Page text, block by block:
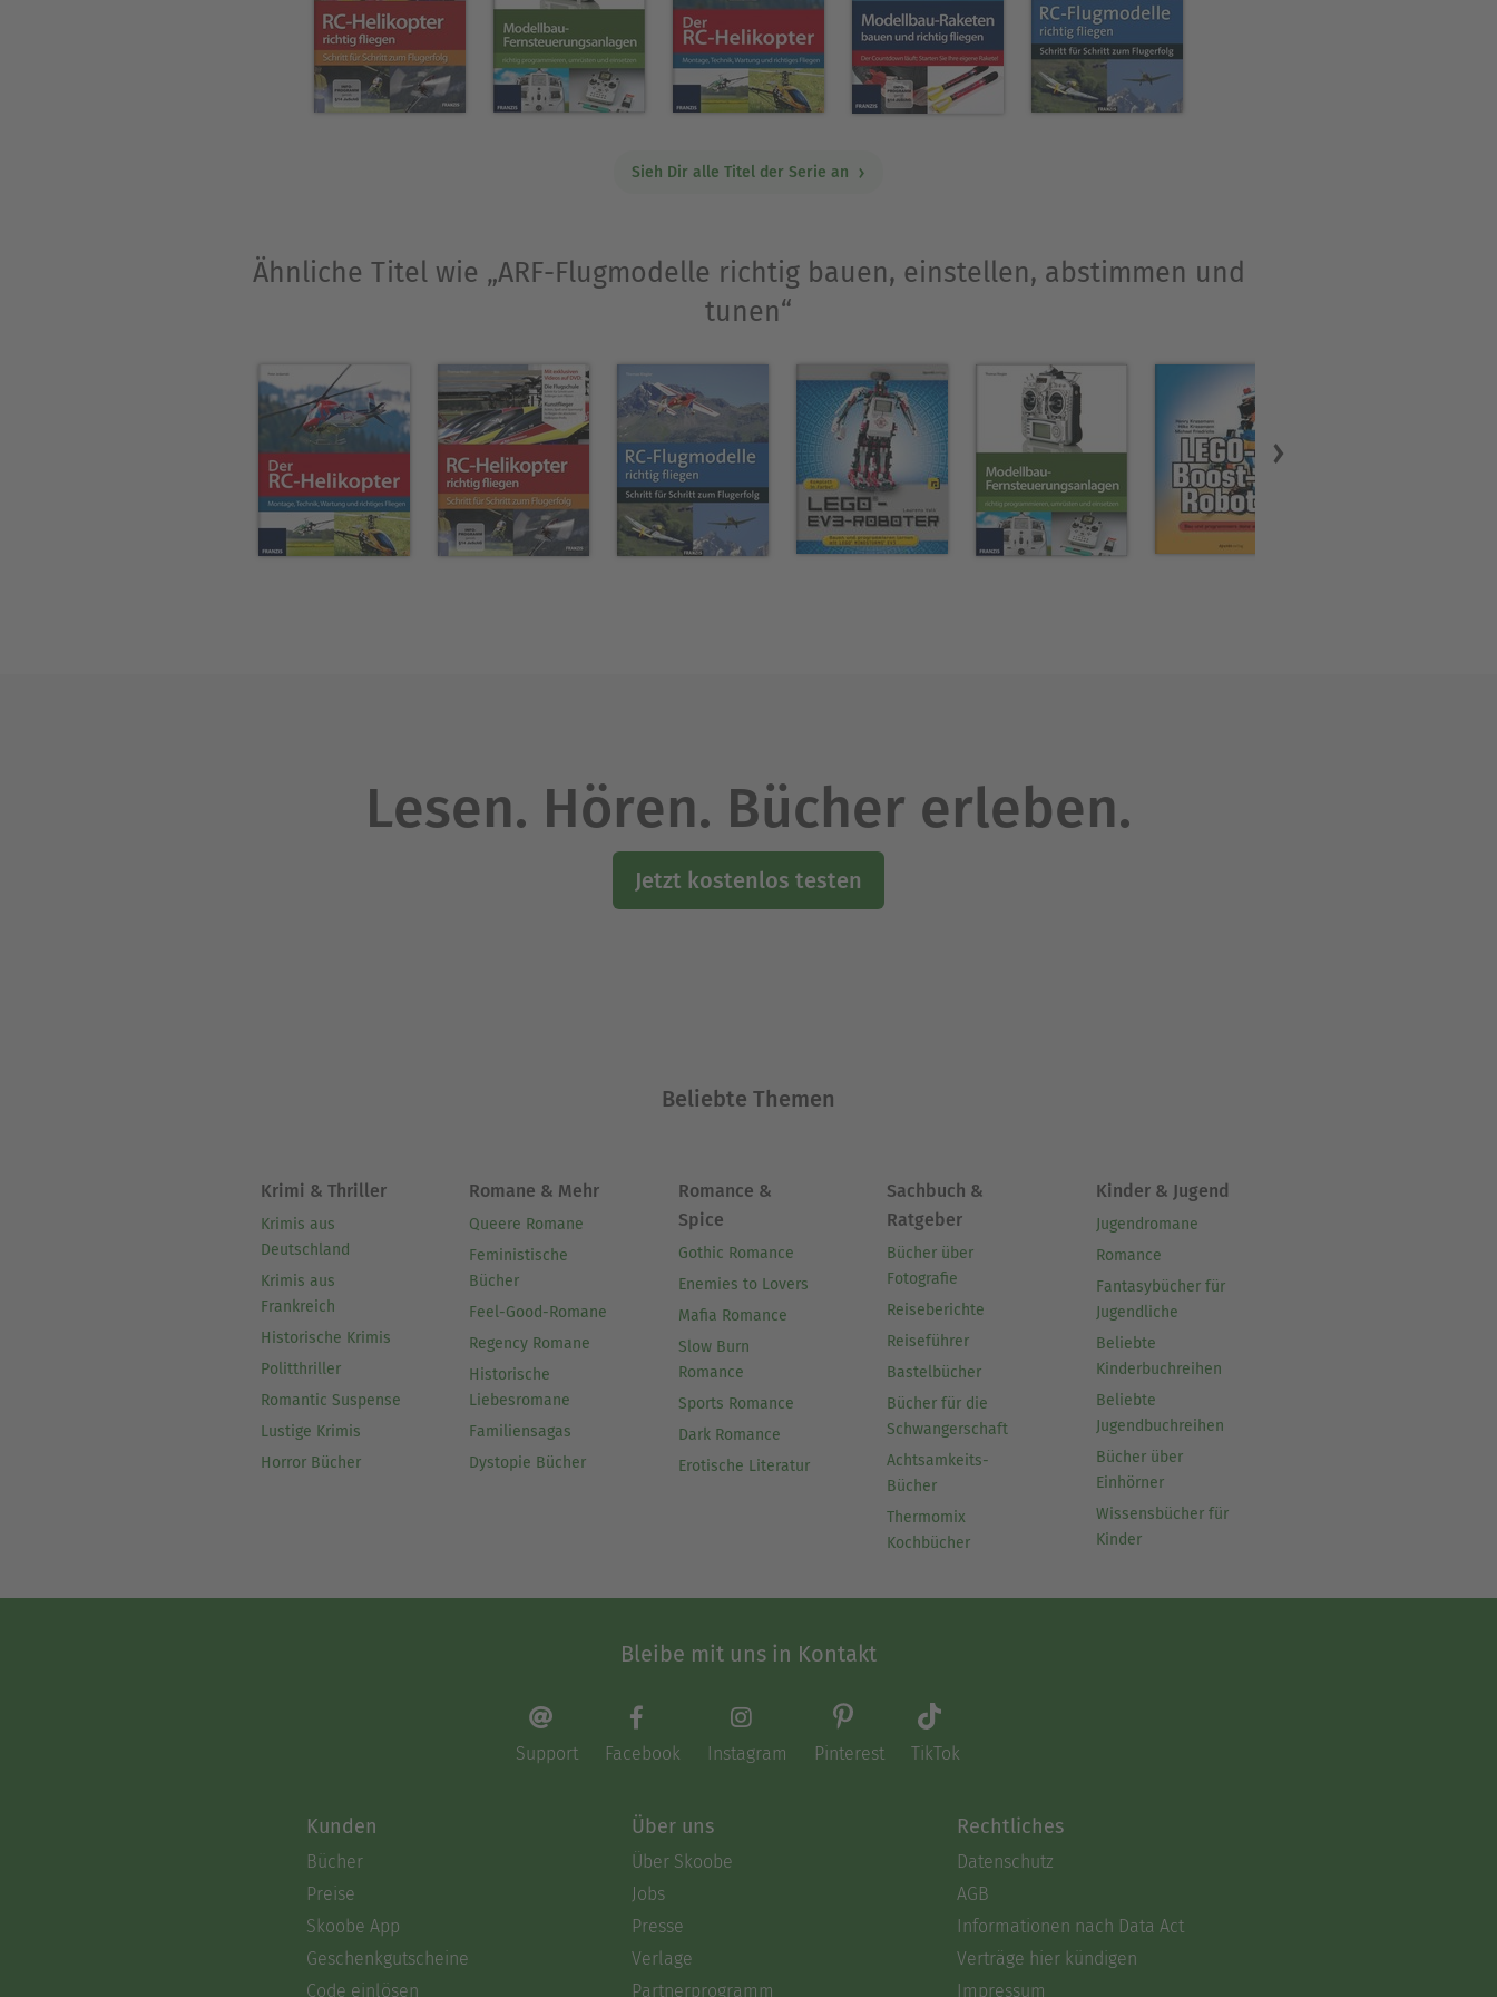
"Troubleshooting".
Ausblenden
Sieh Dir alle Titel der Serie an
Ähnliche Titel wie „ARF-Flugmodelle richtig bauen, einstellen, abstimmen und
tunen“
Lesen. Hören. Bücher erleben.
Jetzt kostenlos testen
Beliebte Themen
Krimi & Thriller
Krimis aus
Deutschland
Krimis aus
Frankreich
Historische Krimis
Politthriller
Romantic Suspense
Lustige Krimis
Horror Bücher
Romane & Mehr
Queere Romane
Feministische
Bücher
Feel-Good-Romane
Regency Romane
Historische
Liebesromane
Familiensagas
Dystopie Bücher
Romance &
Spice
Gothic Romance
Enemies to Lovers
Mafia Romance
Slow Burn
Romance
Sports Romance
Dark Romance
Erotische Literatur
Sachbuch &
Ratgeber
Bücher über
Fotografie
Reiseberichte
Reiseführer
Bastelbücher
Bücher für die
Schwangerschaft
Achtsamkeits-
Bücher
Thermomix
Kochbücher
Kinder & Jugend
Jugendromane
Romance
Fantasybücher für
Jugendliche
Beliebte
Kinderbuchreihen
Beliebte
Jugendbuchreihen
Bücher über
Einhörner
Wissensbücher für
Kinder
Bleibe mit uns in Kontakt
Support Facebook Instagram Pinterest TikTok
Kunden
Bücher
Preise
Skoobe App
Geschenkgutscheine
Code einlösen
Über uns
Über Skoobe
Jobs
Presse
Verlage
Partnerprogramm
Rechtliches
Datenschutz
AGB
Informationen nach Data Act
Verträge hier kündigen
Impressum